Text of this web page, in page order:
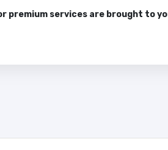
premium services are brought to